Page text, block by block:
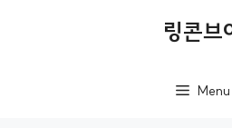
링콘브
Menu